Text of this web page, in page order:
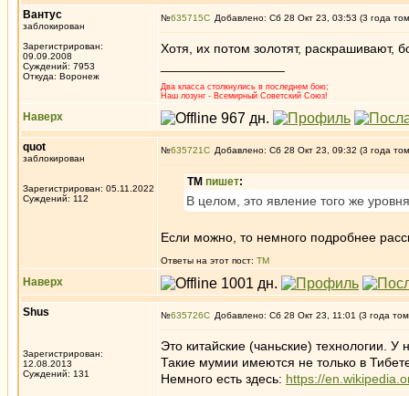
Вантус
заблокирован
Зарегистрирован:
09.09.2008
Суждений: 7953
Откуда: Воронеж
№635715 Добавлено: Сб 28 Окт 23, 03:53 (3 года
Хотя, их потом золотят, раскрашивают,
Два класса столкнулись в последнем бою;
Наш лозунг - Всемирный Советский Союз!
Наверх
quot
заблокирован
Зарегистрирован: 05.11.2022
Суждений: 112
№635721 Добавлено: Сб 28 Окт 23, 09:32 (3 года
ТМ пишет:
В целом, это явление того же
Если можно, то немного подробнее
Ответы на этот пост: ТМ
Наверх
Shus
Зарегистрирован:
12.08.2013
Суждений: 131
№635726 Добавлено: Сб 28 Окт 23, 11:01 (3 года
Это китайские (чаньские) технологии.
Такие мумии имеются не только в
Немного есть здесь: https://